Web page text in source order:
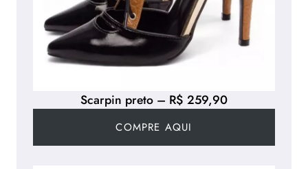
Scarpin preto – R$ 259,90
COMPRE AQUI